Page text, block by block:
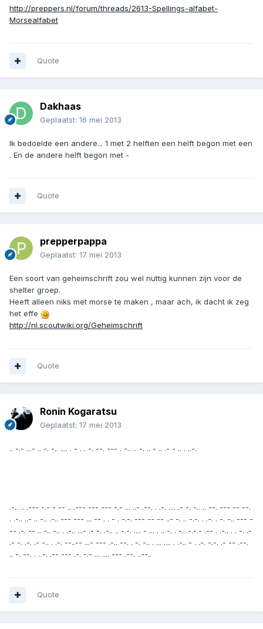
http://preppers.nl/forum/threads/2613-Spellings-alfabet-
Morsealfabet
Quote
Dakhaas
Geplaatst: 16 mei 2013
Ik bedoelde een andere... 1 met 2 helften een helft begon met een
. En de andere helft begon met -
Quote
prepperpappa
Geplaatst: 17 mei 2013
Een soort van geheimschrift zou wel nuttig kunnen zijn voor de
shelter groep.
Heeft alleen niks met morse te maken , maar ach, ik dacht ik zeg
het effe
http://nl.scoutwiki.org/Geheimschrift
Quote
Ronin Kogaratsu
Geplaatst: 17 mei 2013
.. -.- ...- .. -. -.. .... . - . . -. --. --- . -.. .. -. .. - .. .- - .. . ..-.
.-.. .. .--- -.- - -- .. .--- --- --- -.- ... ..- .--. . .-. .... .- -. -.. .. --. --- -- --.
. .-.. ..- .. -.. .-.. --- --- ... -- . . - . -.-. --- -- -- ..- -. .. -.-. . .-. . -. -.. --- -
-- .-. -- .. -.. -.. . .-.. ...- .- -. .-.. .. -.-. .... - ... . .. -. . -. .-.-.- .-- . .-.. . . -. .-
.- -. .-. .- -.. . .-. --..-- ...- --- .-.. --. . -. -.. . ... .... . .-.. - . .-. -.-. .- -- .--.
.. -. --. . . -. .-- --- .-. -.- ... .... --- .--. ..--..
Quote